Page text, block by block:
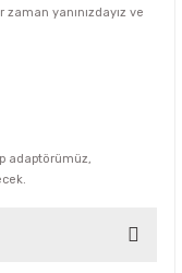
yanınızdayız ve
adaptörümüz,